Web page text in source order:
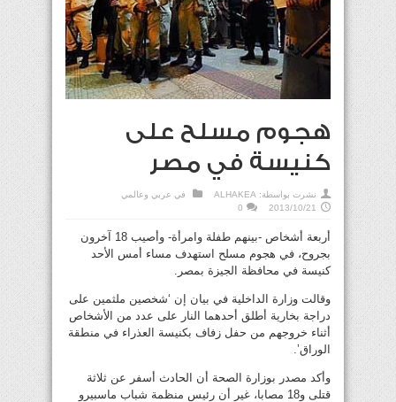
هجوم مسلح على
كنيسة في مصر
نشرت بواسطة: ALHAKEA في عربي وعالمي
2013/10/21
0
أربعة أشخاص -بينهم طفلة وامرأة- وأصيب 18 آخرون
بجروح، في هجوم مسلح استهدف مساء أمس الأحد
كنيسة في محافظة الجيزة بمصر.
وقالت وزارة الداخلية في بيان إن ‘شخصين ملثمين على
دراجة بخارية أطلق أحدهما النار على عدد من الأشخاص
أثناء خروجهم من حفل زفاف بكنيسة العذراء في منطقة
الوراق’.
وأكد مصدر بوزارة الصحة أن الحادث أسفر عن ثلاثة
قتلى و18 مصابا، غير أن رئيس منظمة شباب ماسبيرو